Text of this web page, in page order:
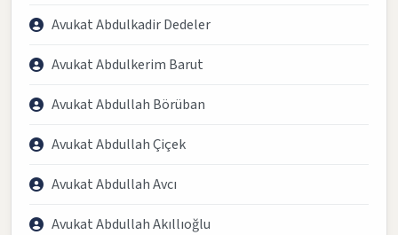
Avukat Abdulkadir Dedeler
Avukat Abdulkerim Barut
Avukat Abdullah Börüban
Avukat Abdullah Çiçek
Avukat Abdullah Avcı
Avukat Abdullah Akıllıoğlu